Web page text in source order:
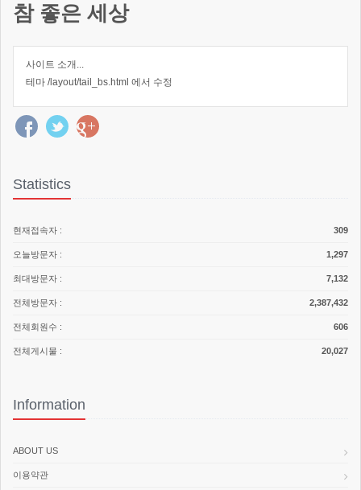
참 좋은 세상
사이트 소개...
테마 /layout/tail_bs.html 에서 수정
Statistics
현재접속자 : 309
오늘방문자 : 1,297
최대방문자 : 7,132
전체방문자 : 2,387,432
전체회원수 : 606
전체게시물 : 20,027
Information
ABOUT US
이용약관